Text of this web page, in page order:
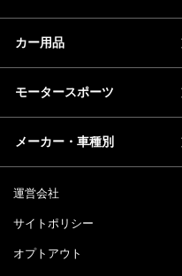
カー用品
モータースポーツ
メーカー・車種別
運営会社
サイトポリシー
オプトアウト